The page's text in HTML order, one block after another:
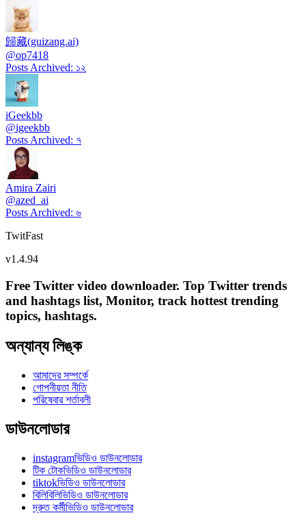
歸藏(guizang.ai)
@op7418
Posts Archived: ১২
iGeekbb
@igeekbb
Posts Archived: ৭
Amira Zairi
@azed_ai
Posts Archived: ৬
TwitFast
v1.4.94
Free Twitter video downloader. Top Twitter trends
and hashtags list, Monitor, track hottest trending
topics, hashtags.
অন্যান্য লিঙ্ক
আমাদের সম্পর্কে
গোপনীয়তা নীতি
পরিষেবার শর্তাবলী
ডাউনলোডার
instagramভিডিও ডাউনলোডার
টিক টোকভিডিও ডাউনলোডার
tiktokভিডিও ডাউনলোডার
বিলিবিলিভিডিও ডাউনলোডার
দ্রুত কর্মীভিডিও ডাউনলোডার